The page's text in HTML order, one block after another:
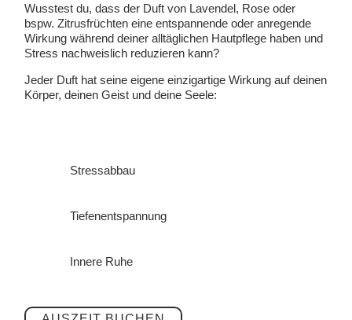
Wusstest du, dass der Duft von Lavendel, Rose oder
bspw. Zitrusfrüchten eine entspannende oder anregende
Wirkung während deiner alltäglichen Hautpflege haben und
Stress nachweislich reduzieren kann?
Jeder Duft hat seine eigene einzigartige Wirkung auf deinen
Körper, deinen Geist und deine Seele:
Stressabbau
Tiefenentspannung
Innere Ruhe